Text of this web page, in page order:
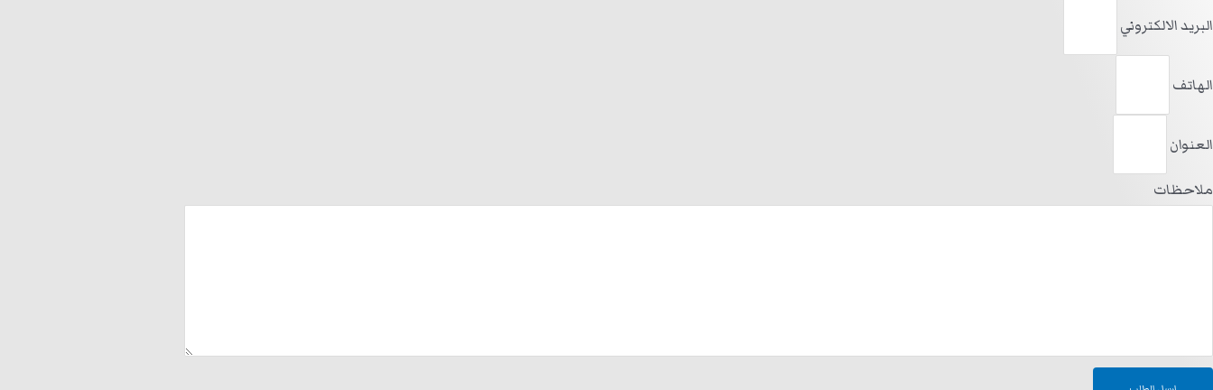
البريد الالكتروني
الهاتف
العنوان
ملاحظات